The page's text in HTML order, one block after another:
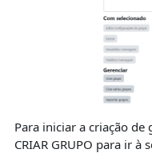
Para iniciar a criação
CRIAR GRUPO para ir